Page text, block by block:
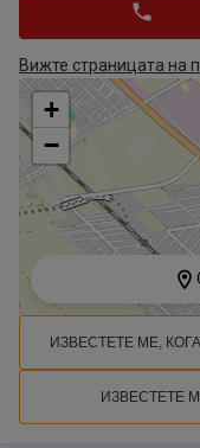
Вижте страницата на
+
−
ИЗВЕСТЕТЕ МЕ,
ИЗВЕСТЕТЕ